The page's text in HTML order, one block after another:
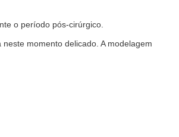
o período pós-cirúrgico.
momento delicado. A modelagem